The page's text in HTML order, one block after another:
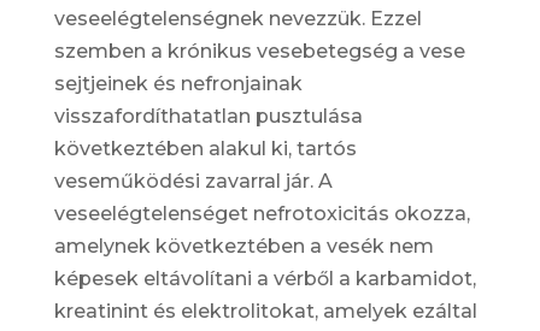
veseelégtelenségnek nevezzük. Ezzel
szemben a krónikus vesebetegség a vese
sejtjeinek és nefronjainak
visszafordíthatatlan pusztulása
következtében alakul ki, tartós
veseműködési zavarral jár. A
veseelégtelenséget nefrotoxicitás okozza,
amelynek következtében a vesék nem
képesek eltávolítani a vérből a karbamidot,
kreatinint és elektrolitokat, amelyek ezáltal